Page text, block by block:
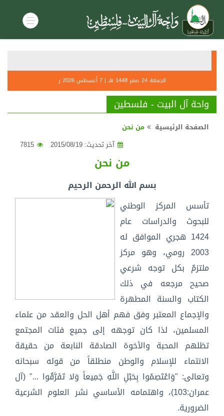
أحكام
الجمعة 24 صفر 1448 هـ | 7 أغسطس 2026 ر
واحة آل البيت - فلسطين
الصفحة الرئيسية
من نحن
آخر تحديث: 2015/08/19
7815
من نحن
بسم الله الرحمن الرحيم
تأسس المركز الوطني
للبحوث والدراسات عام
1424 هجري الموافق له
2003 رومي، وهو مركز
ملتزمٌ بكل توجه شرعي
صحيح مرجعه في ذلك
الكتاب والسنة المطهرة
والإجماع المعتبر وفق فهم أهل الحل والعقد من علماء
المسلمين، لذا كان توجهه إلى جميع فئات المجتمع
تظلهم المحبة والأخوة الصادقة النابعة من حقيقة
الانتماء للإسلام والوطن منطلقاً من قوله سبحانه
وتعالى: "وَاعْتَصِمُوا بِحَبْلِ اللَّهِ جَمِيعاً وَلا تَفَرَّقُوا ..." (آل
عمران:103)، واهتمامه الأساسي نشر العلوم الشرعية
الضرورية.